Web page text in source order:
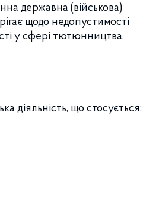
державна (військова)
щодо недопустимості
у сфері тютюнництва.
діяльність, що стосується: